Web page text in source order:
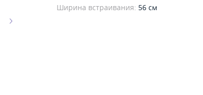
Ширина встраивания: 56 см